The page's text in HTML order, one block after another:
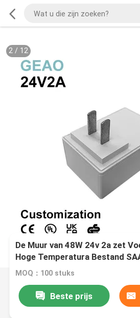
2/ 12
De Muur van 48W 24v 2a zet
Hoge Temperatura Bestand
MOQ：100 stuks
Beste prijs